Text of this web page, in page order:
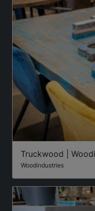
Truckwood |
Woodindustries